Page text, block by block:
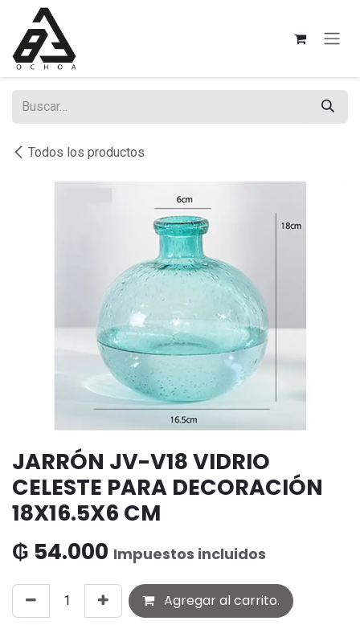
Ir al contenido
Todos los productos
JARRÓN JV-V18 VIDRIO
CELESTE PARA DECORACIÓN
18X16.5X6 CM
₲ 54.000 Impuestos incluidos
Agregar al carrito.